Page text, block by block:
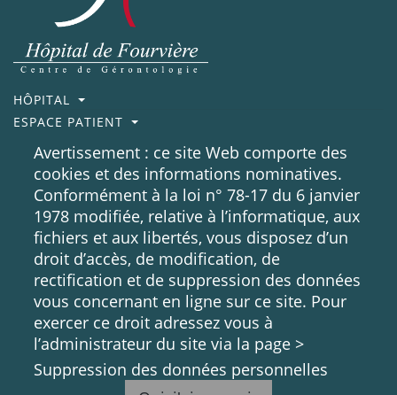
HÔPITAL
ESPACE PATIENT
ESPACE PROFESSIONNEL
REJOIGNEZ NOS ÉQUIPES
NOUS SOUTENIR
NOUS CONTACTER
DONNÉES PERSONNELLES
10 rue Roger Radisson
69005, LYON
04 72 57 30 00
Copyright © 2018-2026
Site créé parGDA,
Avertissement : ce site Web comporte des
cookies et des informations nominatives.
Conformément à la loi n° 78-17 du 6 janvier
1978 modifiée, relative à l’informatique, aux
fichiers et aux libertés, vous disposez d’un
droit d’accès, de modification, de
rectification et de suppression des données
vous concernant en ligne sur ce site. Pour
exercer ce droit adressez vous à
l’administrateur du site via la page >
Suppression des données personnelles